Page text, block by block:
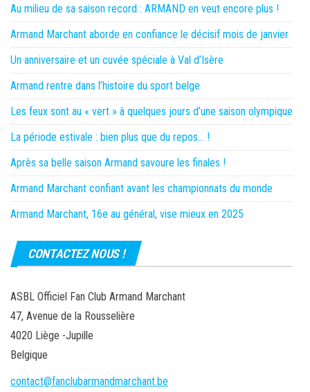
Au milieu de sa saison record : ARMAND en veut encore plus !
Armand Marchant aborde en confiance le décisif mois de janvier
Un anniversaire et un cuvée spéciale à Val d’Isère
Armand rentre dans l’histoire du sport belge
Les feux sont au « vert » à quelques jours d’une saison olympique
La période estivale : bien plus que du repos… !
Après sa belle saison Armand savoure les finales !
Armand Marchant confiant avant les championnats du monde
Armand Marchant, 16e au général, vise mieux en 2025
CONTACTEZ NOUS !
ASBL Officiel Fan Club Armand Marchant
47, Avenue de la Rousselière
4020 Liège -Jupille
Belgique
contact@fanclubarmandmarchant.be